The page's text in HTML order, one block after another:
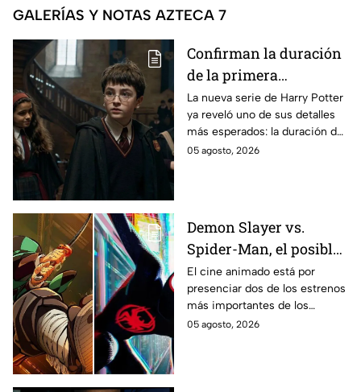
GALERÍAS Y NOTAS AZTECA 7
Confirman la duración
de la primera
temporada de Harry
Potter y emocionará a
los fans de los libros
La nueva serie de Harry Potter
ya reveló uno de sus detalles
más esperados: la duración de
la primera temporada basada
05 agosto, 2026
Demon Slayer vs.
Spider-Man, el posible
gran enfrentamiento
en taquilla del 2027
El cine animado está por
presenciar dos de los estrenos
más importantes de los
últimos años.
05 agosto, 2026